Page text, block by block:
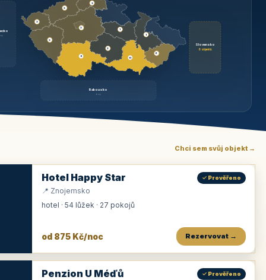
Slovensko
6 objektů
Rakousko
brzy
3
9
3
3
3
3
1
2
11
1
6
Chci sem svůj objekt →
Hotel Happy Star ✓ Prověřeno
📍 Znojemsko
hotel · 54 lůžek · 27 pokojů
od 875 Kč/noc Rezervovat →
Penzion U Méďů ✓ Prověřeno